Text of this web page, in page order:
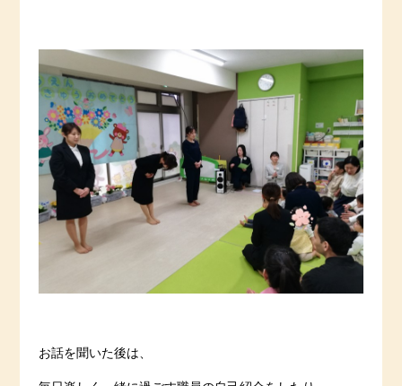
お話を聞いた後は、